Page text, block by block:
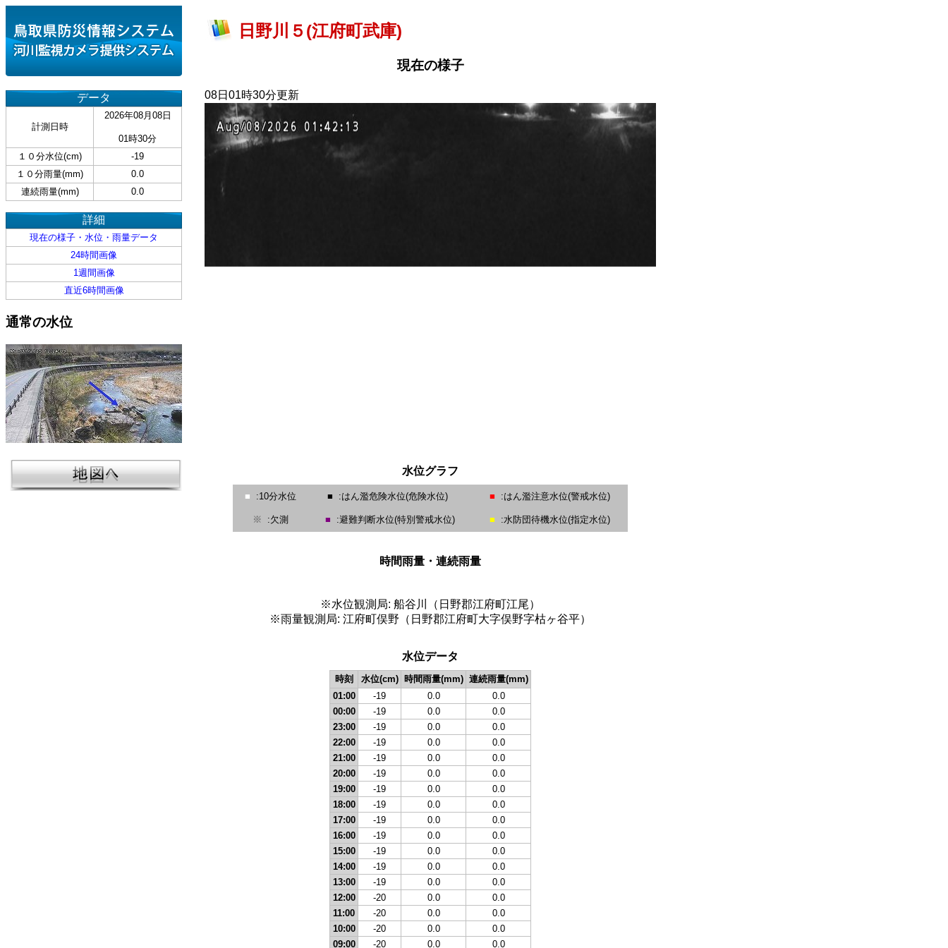
データ
計測日時
2026年08月08日
01時30分
１０分水位(cm)
-19
１０分雨量(mm)
0.0
連続雨量(mm)
0.0
詳細
現在の様子・水位・雨量データ
24時間画像
1週間画像
直近6時間画像
通常の水位
日野川５(江府町武庫)
現在の様子
08日01時30分更新
水位グラフ
■ :10分水位 ■ :はん濫危険水位(危険水位) ■ :はん濫注意水位(警戒水位)
※ :欠測 ■ :避難判断水位(特別警戒水位) ■ :水防団待機水位(指定水位)
時間雨量・連続雨量
※水位観測局: 船谷川（日野郡江府町江尾）
※雨量観測局: 江府町俣野（日野郡江府町大字俣野字枯ヶ谷平）
水位データ
時刻 水位(cm) 時間雨量(mm) 連続雨量(mm)
01:00
-19 0.0
0.0
00:00
-19 0.0
0.0
23:00
-19 0.0
0.0
22:00
-19 0.0
0.0
21:00
-19 0.0
0.0
20:00
-19 0.0
0.0
19:00
-19 0.0
0.0
18:00
-19 0.0
0.0
17:00
-19 0.0
0.0
16:00
-19 0.0
0.0
15:00
-19 0.0
0.0
14:00
-19 0.0
0.0
13:00
-19 0.0
0.0
12:00
-20 0.0
0.0
11:00
-20 0.0
0.0
10:00
-20 0.0
0.0
09:00
-20 0.0 0.0